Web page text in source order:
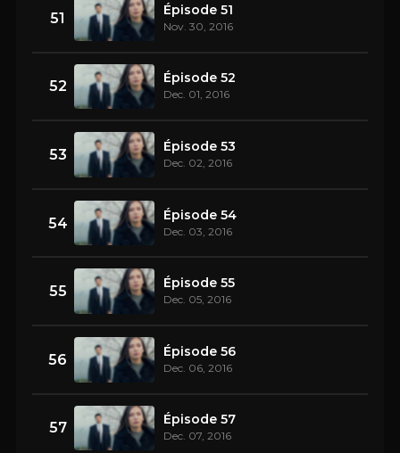
51 Épisode 51
Nov. 30, 2016
52 Épisode 52
Dec. 01, 2016
53 Épisode 53
Dec. 02, 2016
54 Épisode 54
Dec. 03, 2016
55 Épisode 55
Dec. 05, 2016
56 Épisode 56
Dec. 06, 2016
57 Épisode 57
Dec. 07, 2016